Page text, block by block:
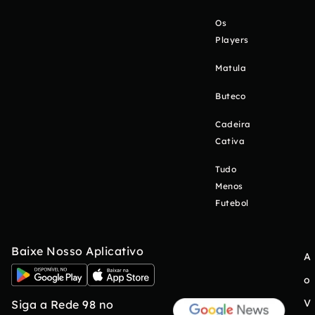
Os
Players
Matula
Buteco
Cadeira
Cativa
Tudo
Menos
Futebol
Baixe Nosso Aplicativo
Siga a Rede 98 no
A
o
V